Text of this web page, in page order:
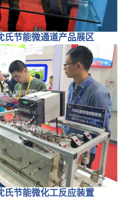
氏节能微通道产品展区
氏节能微化工反应装置